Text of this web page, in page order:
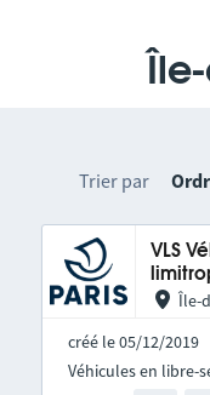
Trier par
VLS
Île-
créé le 05/12/2019
Véhicules en libre-